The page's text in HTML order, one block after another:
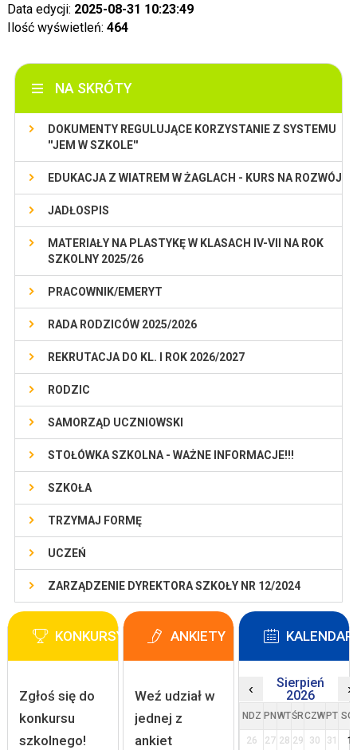
Data edycji: 2025-08-31 10:23:49
Ilość wyświetleń: 464
NA SKRÓTY
DOKUMENTY REGULUJĄCE KORZYSTANIE Z SYSTEMU
''JEM W SZKOLE''
EDUKACJA Z WIATREM W ŻAGLACH - KURS NA ROZWÓJ
JADŁOSPIS
MATERIAŁY NA PLASTYKĘ W KLASACH IV-VII NA ROK
SZKOLNY 2025/26
PRACOWNIK/EMERYT
RADA RODZICÓW 2025/2026
REKRUTACJA DO KL. I ROK 2026/2027
RODZIC
SAMORZĄD UCZNIOWSKI
STOŁÓWKA SZKOLNA - WAŻNE INFORMACJE!!!
SZKOŁA
TRZYMAJ FORMĘ
UCZEŃ
ZARZĄDZENIE DYREKTORA SZKOŁY NR 12/2024
KONKURSY
Zgłoś się do
konkursu
szkolnego!
ANKIETY
Weź udział w
jednej z
ankiet
‹
Sierpień
2026
›
NDZ PN WTŚRCZW PT
26 27 28 29 30 31
1